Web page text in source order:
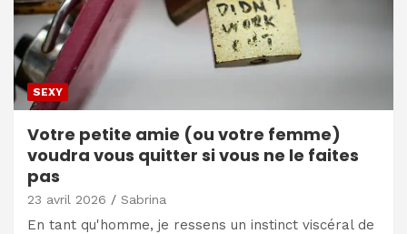
SEXY
Votre petite amie (ou votre femme)
voudra vous quitter si vous ne le faites
pas
23 avril 2026 Sabrina
En tant qu'homme, je ressens un instinct viscéral de